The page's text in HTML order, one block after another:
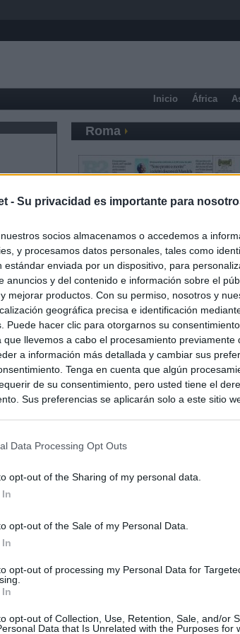
- Su privacidad es importante para
socios almacenamos o accedemos a
y procesamos datos personales, tales como
estándar enviada por un dispositivo, para
anuncios y del contenido e información sobre el
mejorar productos. Con su permiso, nosotros y
geográfica precisa e identificación
Puede hacer clic para otorgarnos su
que llevemos a cabo el procesamiento previamente
a información más detallada y cambiar sus
Tenga en cuenta que algún
de su consentimiento, pero usted tiene el
Sus preferencias se aplicarán solo a este sitio
Data Processing Opt Outs
opt-out of the Sharing of my personal data.
opt-out of the Sale of my Personal Data.
opt-out of processing my Personal Data for
opt-out of Collection, Use, Retention, Sale, and/or
Data that Is Unrelated with the Purposes for
Inicio África
Roma
ultimátum del Gobierno y mantiene los controles a